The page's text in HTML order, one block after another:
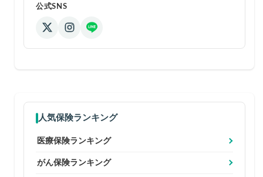
公式SNS
人気保険ランキング
医療保険ランキング
がん保険ランキング